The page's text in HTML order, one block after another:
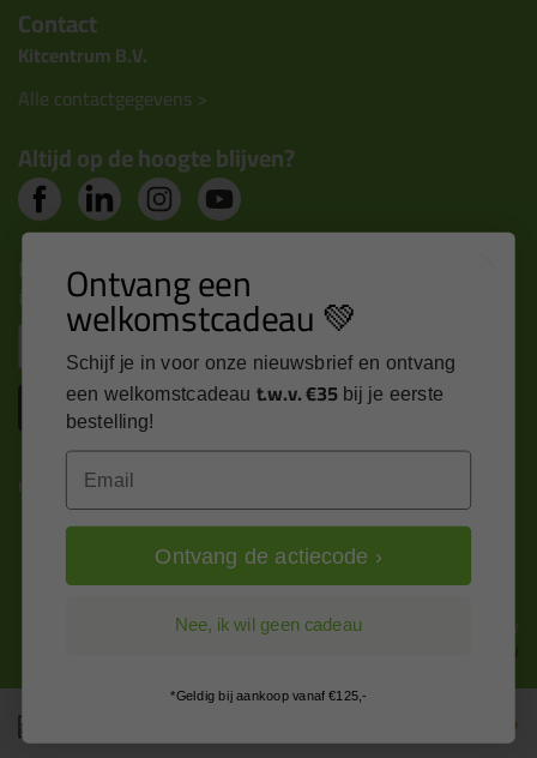
Contact
Kitcentrum B.V.
Alle contactgegevens >
Altijd op de hoogte blijven?
Nieuws, tips en exclusieve deals rechtstreeks in je
inbox
Inschrijven
Kitcentrum is trots op:
Alle prijzen zijn in EURO en excl. 21% BTW
wijzig naar incl. BTW
Ontvang een
welkomstcadeau 💚
Schijf je in voor onze nieuwsbrief en ontvang
een welkomstcadeau t.w.v. €35 bij je eerste
bestelling!
Email
Ontvang de actiecode ›
Nee, ik wil geen cadeau
*Geldig bij aankoop vanaf €125,-